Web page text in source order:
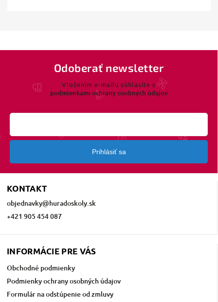
KONTAKT
objednavky@huradoskoly.sk
+421 905 454 087
INFORMÁCIE PRE VÁS
Obchodné podmienky
Podmienky ochrany osobných údajov
Formulár na odstúpenie od zmluvy
Odoberať newsletter
Vložením e-mailu súhlasíte s
podmienkami ochrany osobných údajov
Prihlásiť sa